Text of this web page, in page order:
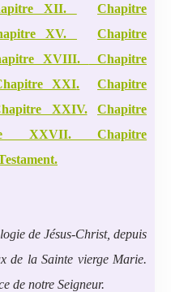
XII.
Chapitre
XV.
Chapitre
XVIII.
Chapitre
XXI.
Chapitre
XXIV.
Chapitre
XXVII. Chapitre
de Jésus-Christ, depuis
de la Sainte vierge Marie.
de notre Seigneur.